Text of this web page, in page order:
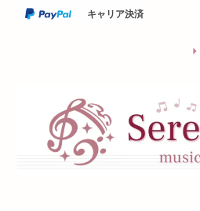
キャリア決済